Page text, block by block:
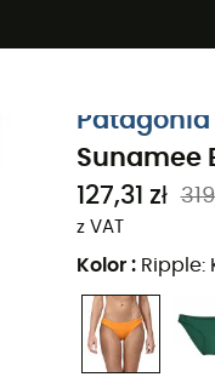
kod Summer5
Patagonia
Sunamee
127,31 zł
z VAT
Kolor : Ripple: